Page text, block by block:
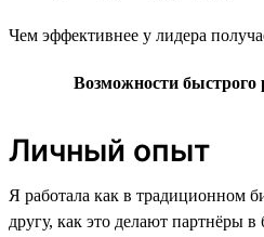
Чем эффективнее у лидера
Возможности быстрого
Личный опыт
Я работала как в традиционном
другу, как это делают партнёры